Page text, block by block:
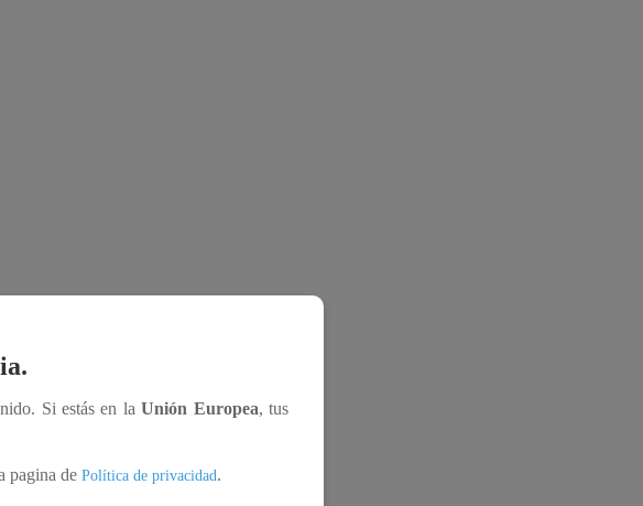
Si estás en laUnión Europea, tus
pagina de Política de privacidad.